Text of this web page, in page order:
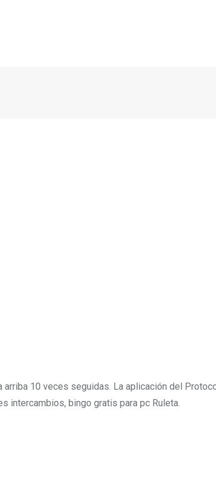
10 veces seguidas. La aplicación del
intercambios, bingo gratis para pc Ruleta.